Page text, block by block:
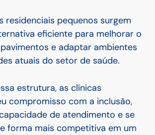
residenciais pequenos surgem
eficiente para melhorar o
e adaptar ambientes
atuais do setor de saúde.
estrutura, as clínicas
compromisso com a inclusão,
de atendimento e se
forma mais competitiva em um